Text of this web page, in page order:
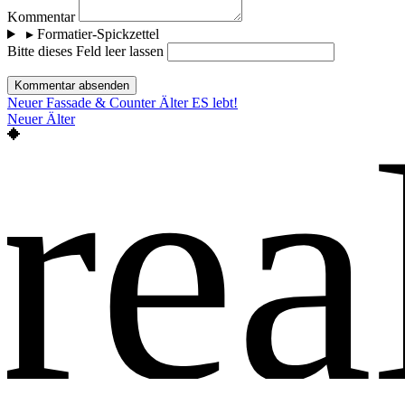
Kommentar
▸Formatier-Spickzettel
Bitte dieses Feld leer lassen
Kommentar absenden
Neuer Fassade & Counter Älter ES lebt!
Neuer Älter